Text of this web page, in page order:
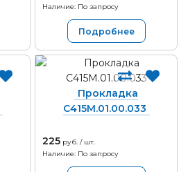
Наличие: По запросу
Подробнее
Прокладка
С415М.01.00.033
225 руб. / шт.
Наличие: По запросу